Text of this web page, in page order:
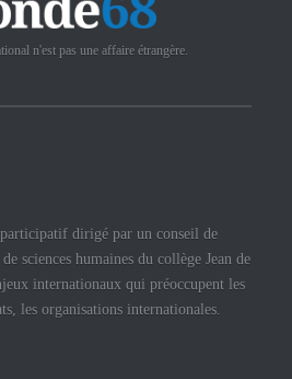
n'est pas une affaire étrangère.
dirigé par un conseil de
sciences humaines du collège Jean de
internationaux qui préoccupent les
les organisations internationales.